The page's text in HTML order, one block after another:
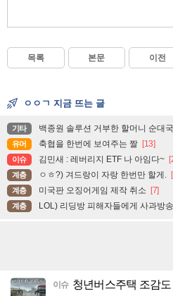
목록 본문 이전
ㅇㅇㄱ 지금 뜨는 글
기타 백종원 솔루션 거부한 할머니 순대
유머 축협을 한번에 보여주는 짤 [13]
이슈 김민새 : 레버리지 ETF 나 아임다~
계층 ㅇㅎ?) 겨드랑이 자랑 한번만 할게.
계층 미국판 오징어게임 제작 취소 [7]
계층 LOL) 리딩방 피해자들에게 사과방
이슈 청년버스주택 조감